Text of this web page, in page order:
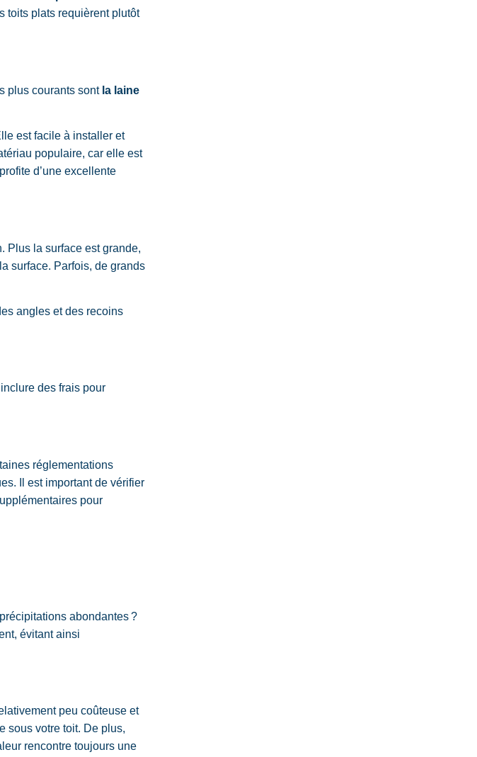
toits plats requièrent plutôt
plus courants sont la laine
est facile à installer et
populaire, car elle est
d’une excellente
Plus la surface est grande,
surface. Parfois, de grands
angles et des recoins
des frais pour
réglementations
Il est important de vérifier
pour
abondantes ?
évitant ainsi
peu coûteuse et
sous votre toit. De plus,
rencontre toujours une